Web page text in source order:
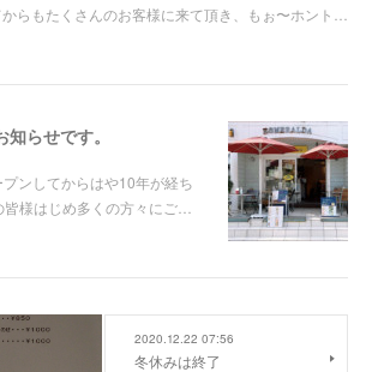
らもたくさんのお客様に来て頂き、もぉ〜ホント…
らせです。
ンしてからはや10年が経ち
様はじめ多くの方々にご…
2020.12.22 07:56
冬休みは終了